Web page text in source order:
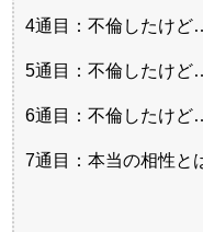
4通目：不倫したけ
5通目：不倫したけ
6通目：不倫したけ
7通目：本当の相性と